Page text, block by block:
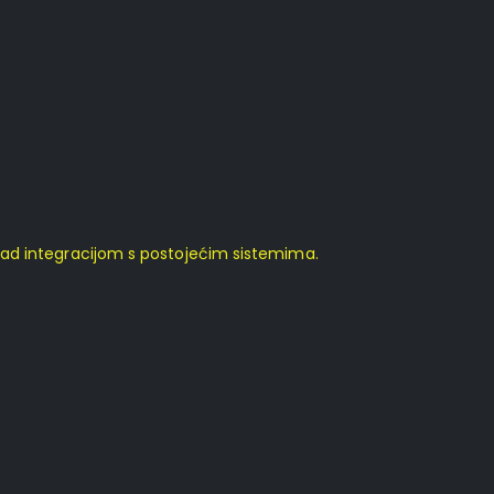
integracijom s postojećim sistemima.